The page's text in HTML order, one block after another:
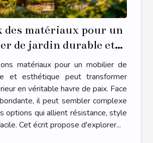
des matériaux pour un
de jardin durable et
beau
matériaux pour un mobilier de
et esthétique peut transformer
en véritable havre de paix. Face
il peut sembler complexe
options qui allient résistance, style
Cet écrit propose d'explorer...